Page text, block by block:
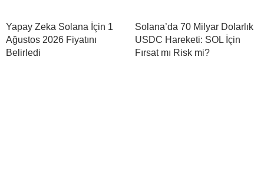
Yapay Zeka Solana İçin 1
Ağustos 2026 Fiyatını
Belirledi
Solana’da 70 Milyar Dolarlık
USDC Hareketi: SOL İçin
Fırsat mı Risk mi?